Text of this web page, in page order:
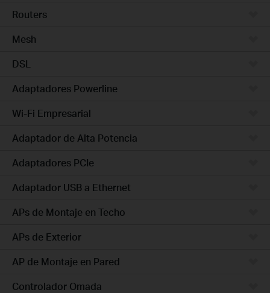
Routers
Mesh
DSL
Adaptadores Powerline
Wi-Fi Empresarial
Adaptador de Alta Potencia
Adaptadores PCIe
Adaptador USB a Ethernet
APs de Montaje en Techo
APs de Exterior
AP de Montaje en Pared
Controlador Omada